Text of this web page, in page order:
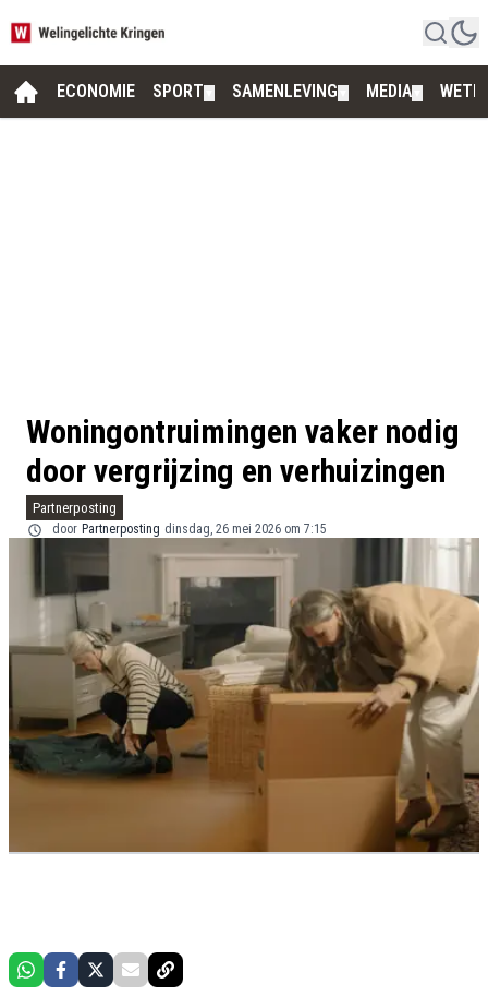
ECONOMIE SPORT SAMENLEVING MEDIA
Woningontruimingen vaker nodig
door vergrijzing en verhuizingen
Partnerposting
door Partnerposting dinsdag, 26 mei 2026 om 7:15